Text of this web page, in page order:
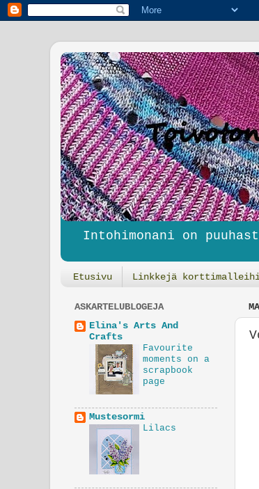
Intohimonani on
Etusivu Linkkejä
ASKARTELUBLOGEJA
Elina's Arts And
Crafts
Favourite
moments on a
scrapbook
page
Mustesormi
Lilacs